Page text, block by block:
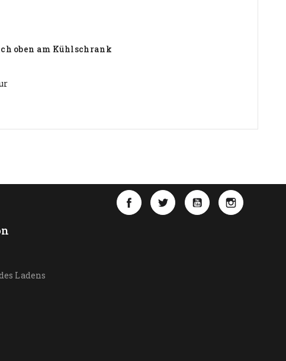
oben am Kühlschrank
FacebookTwitterYouTube
Ladens